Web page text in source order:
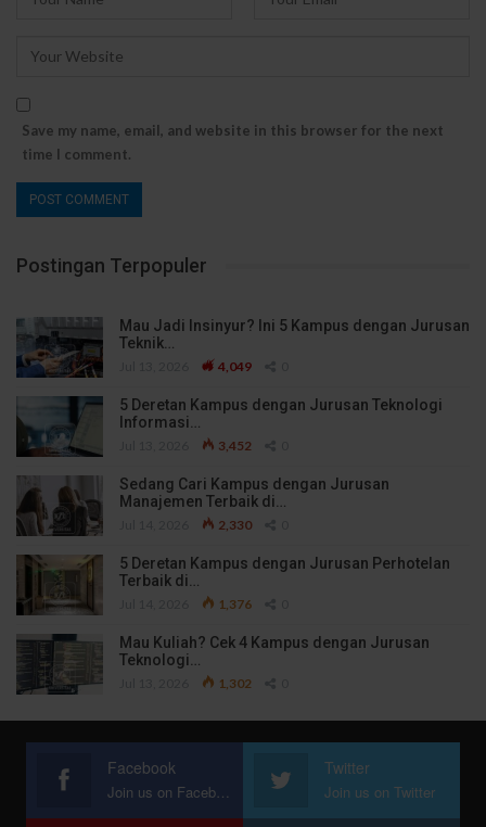
Save my name, email, and website in this browser for the next
time I comment.
Postingan Terpopuler
Mau Jadi Insinyur? Ini 5 Kampus dengan Jurusan
Teknik…
4,049
5 Deretan Kampus dengan Jurusan Teknologi
Informasi…
3,452
Sedang Cari Kampus dengan Jurusan
Manajemen Terbaik di…
2,330
5 Deretan Kampus dengan Jurusan Perhotelan
Terbaik di…
1,376
Mau Kuliah? Cek 4 Kampus dengan Jurusan
Teknologi…
1,302
Facebook
Join us on Facebook
Twitter
Join us on Twitter